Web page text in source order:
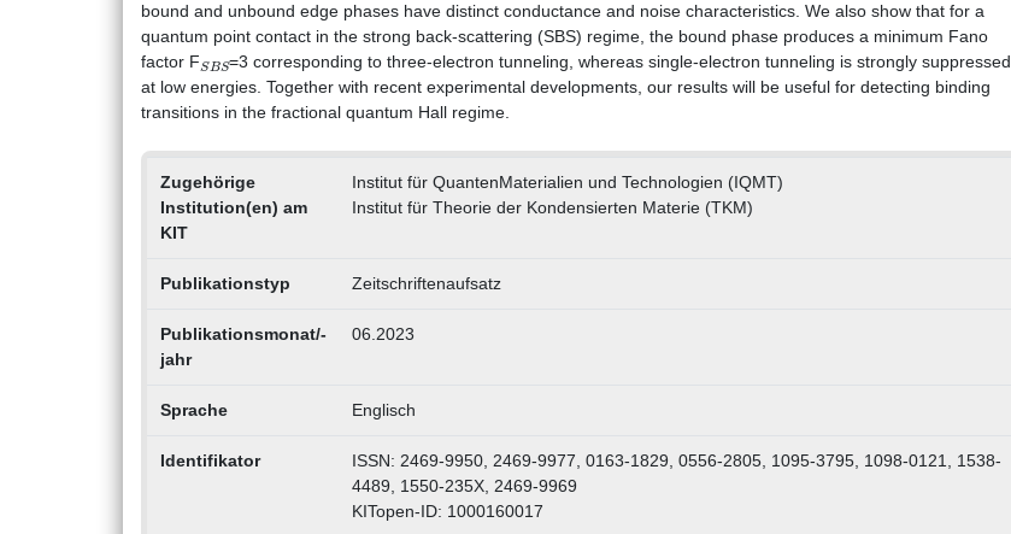
bound and unbound edge phases have distinct conductance and noise characteristics. We also show that for a
quantum point contact in the strong back-scattering (SBS) regime, the bound phase produces a minimum Fano
factor F
B
=3 corresponding to three-electron tunneling, whereas single-electron tunneling is strongly suppressed
at low energies. Together with recent experimental developments, our results will be useful for detecting binding
transitions in the fractional quantum Hall regime.
Zugehörige
Institution(en) am
KIT
Institut für QuantenMaterialien und Technologien (IQMT)
Institut für Theorie der Kondensierten Materie (TKM)
Publikationstyp Zeitschriftenaufsatz
Publikationsmonat/-
jahr
06.2023
Sprache Englisch
Identifikator
ISSN: 2469-9950, 2469-9977, 0163-1829, 0556-2805, 1095-3795, 1098-0121, 1538-
4489, 1550-235X, 2469-9969
KITopen-ID: 1000160017